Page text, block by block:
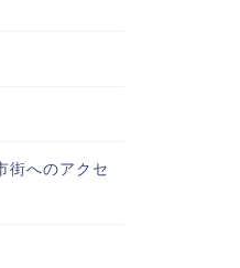
街へのアクセ